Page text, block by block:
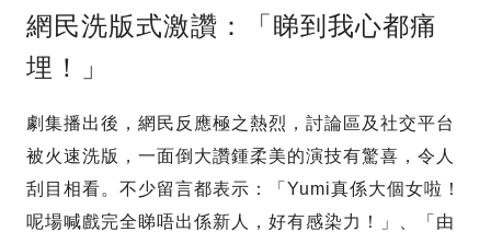
網民洗版式激讚：「睇到我心都痛
埋！」
劇集播出後，網民反應極之熱烈，討論區及社交平台
被火速洗版，一面倒大讚鍾柔美的演技有驚喜，令人
刮目相看。不少留言都表示：「Yumi真係大個女啦！
呢場喊戲完全睇唔出係新人，好有感染力！」、「由